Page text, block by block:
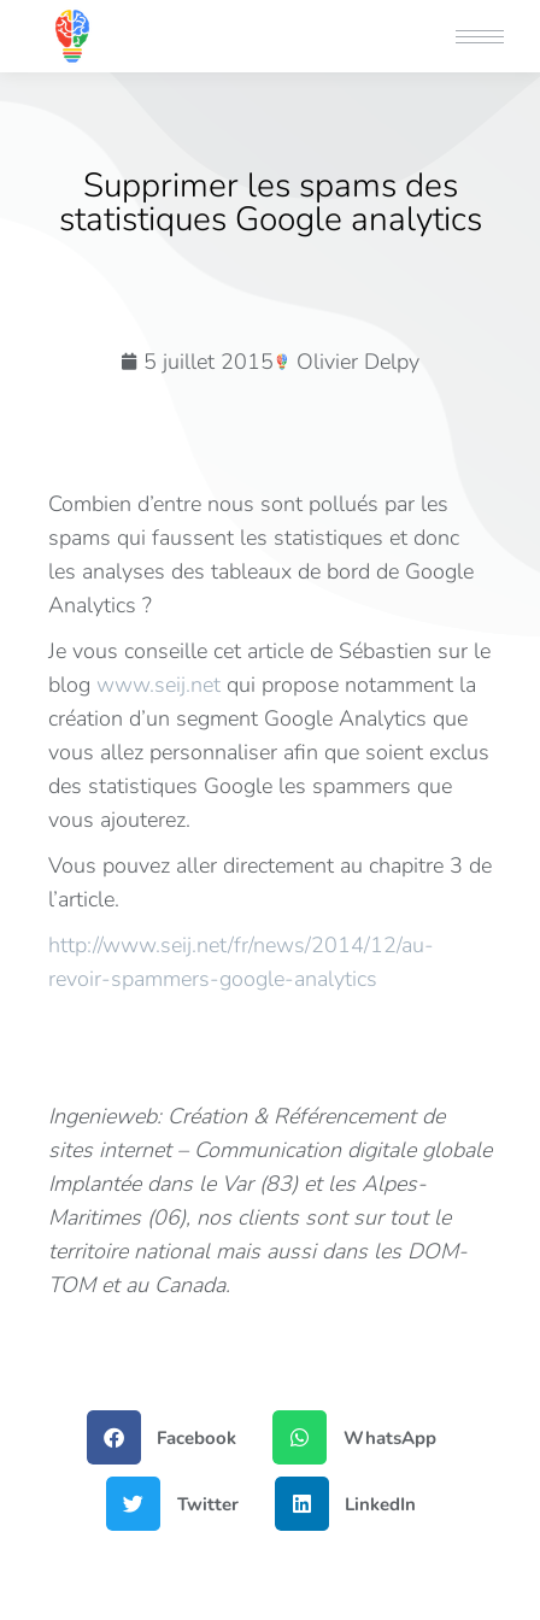
Supprimer les spams des
statistiques Google analytics
5 juillet 2015 Olivier Delpy
Combien d’entre nous sont pollués par les
spams qui faussent les statistiques et donc
les analyses des tableaux de bord de Google
Analytics ?
Je vous conseille cet article de Sébastien sur le
blog www.seij.net qui propose notamment la
création d’un segment Google Analytics que
vous allez personnaliser afin que soient exclus
des statistiques Google les spammers que
vous ajouterez.
Vous pouvez aller directement au chapitre 3 de
l’article.
http://www.seij.net/fr/news/2014/12/au-
revoir-spammers-google-analytics
Ingenieweb: Création & Référencement de
sites internet – Communication digitale globale
Implantée dans le Var (83) et les Alpes-
Maritimes (06), nos clients sont sur tout le
territoire national mais aussi dans les DOM-
TOM et au Canada.
Facebook WhatsApp
Twitter LinkedIn